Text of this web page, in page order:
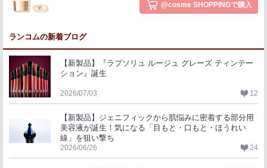
@cosme SHOPPINGで購入
ランコムの新着ブログ
【新製品】『ラプソリュ ルージュ グレーズ ティンテー
ション』誕生
2026/07/03 12
【新製品】ジェニフィックから肌悩みに密着する部分用
美容液が誕生！気になる「目もと・口もと・ほうれい
線」を狙い撃ち
2026/06/26 24